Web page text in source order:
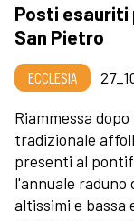
Posti esauriti
San Pietro
ECCLESIA
Riammessa
tradizionale
presenti al
l'annuale raduno
altissimi e bassa